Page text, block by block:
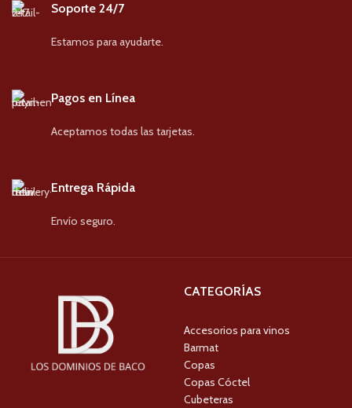
Soporte 24/7
Estamos para ayudarte.
Pagos en Línea
Aceptamos todas las tarjetas.
Entrega Rápida
Envío seguro.
CATEGORÍAS
Accesorios para vinos
Barmat
Copas
Copas Cóctel
Cubeteras